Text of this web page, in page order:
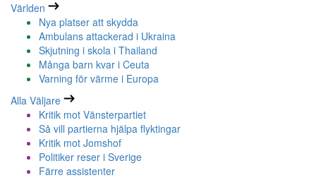
Världen
Nya platser att skydda
Ambulans attackerad i Ukraina
Skjutning i skola i Thailand
Många barn kvar i Ceuta
Varning för värme i Europa
Alla Väljare
Kritik mot Vänsterpartiet
Så vill partierna hjälpa flyktingar
Kritik mot Jomshof
Politiker reser i Sverige
Färre assistenter